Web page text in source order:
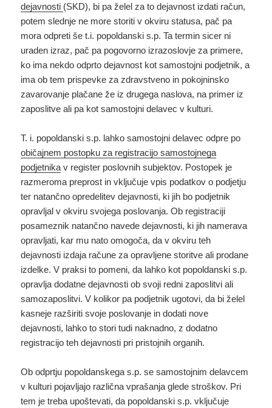
dejavnosti (SKD), bi pa želel za to dejavnost izdati račun,
potem slednje ne more storiti v okviru statusa, pač pa
mora odpreti še t.i. popoldanski s.p. Ta termin sicer ni
uraden izraz, pač pa pogovorno izrazoslovje za primere,
ko ima nekdo odprto dejavnost kot samostojni podjetnik, a
ima ob tem prispevke za zdravstveno in pokojninsko
zavarovanje plačane že iz drugega naslova, na primer iz
zaposlitve ali pa kot samostojni delavec v kulturi.
T. i. popoldanski s.p. lahko samostojni delavec odpre po
običajnem postopku za registracijo samostojnega
podjetnika v register poslovnih subjektov. Postopek je
razmeroma preprost in vključuje vpis podatkov o podjetju
ter natančno opredelitev dejavnosti, ki jih bo podjetnik
opravljal v okviru svojega poslovanja. Ob registraciji
posameznik natančno navede dejavnosti, ki jih namerava
opravljati, kar mu nato omogoča, da v okviru teh
dejavnosti izdaja račune za opravljene storitve ali prodane
izdelke. V praksi to pomeni, da lahko kot popoldanski s.p.
opravlja dodatne dejavnosti ob svoji redni zaposlitvi ali
samozaposlitvi. V kolikor pa podjetnik ugotovi, da bi želel
kasneje razširiti svoje poslovanje in dodati nove
dejavnosti, lahko to stori tudi naknadno, z dodatno
registracijo teh dejavnosti pri pristojnih organih.
Ob odprtju popoldanskega s.p. se samostojnim delavcem
v kulturi pojavljajo različna vprašanja glede stroškov. Pri
tem je treba upoštevati, da popoldanski s.p. vključuje